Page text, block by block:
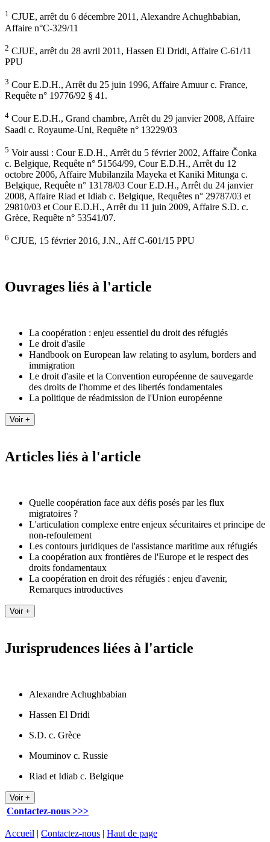
1 CJUE, arrêt du 6 décembre 2011, Alexandre Achughbabian,
Affaire n°C-329/11
2 CJUE, arrêt du 28 avril 2011, Hassen El Dridi, Affaire C-61/11
PPU
3 Cour E.D.H., Arrêt du 25 juin 1996, Affaire Amuur c. France,
Requête n° 19776/92 § 41.
4 Cour E.D.H., Grand chambre, Arrêt du 29 janvier 2008, Affaire
Saadi c. Royaume-Uni, Requête n° 13229/03
5 Voir aussi : Cour E.D.H., Arrêt du 5 février 2002, Affaire Čonka
c. Belgique, Requête n° 51564/99, Cour E.D.H., Arrêt du 12
octobre 2006, Affaire Mubilanzila Mayeka et Kaniki Mitunga c.
Belgique, Requête n° 13178/03 Cour E.D.H., Arrêt du 24 janvier
2008, Affaire Riad et Idiab c. Belgique, Requêtes n° 29787/03 et
29810/03 et Cour E.D.H., Arrêt du 11 juin 2009, Affaire S.D. c.
Grèce, Requête n° 53541/07.
6 CJUE, 15 février 2016, J.N., Aff C-601/15 PPU
Ouvrages liés à l'article
La coopération : enjeu essentiel du droit des réfugiés
Le droit d'asile
Handbook on European law relating to asylum, borders and
immigration
Le droit d'asile et la Convention européenne de sauvegarde
des droits de l'homme et des libertés fondamentales
La politique de réadmission de l'Union européenne
Articles liés à l'article
Quelle coopération face aux défis posés par les flux
migratoires ?
L'articulation complexe entre enjeux sécuritaires et principe de
non-refoulement
Les contours juridiques de l'assistance maritime aux réfugiés
La coopération aux frontières de l'Europe et le respect des
droits fondamentaux
La coopération en droit des réfugiés : enjeu d'avenir,
Remarques introductives
Jurisprudences liées à l'article
Alexandre Achughbabian
Hassen El Dridi
S.D. c. Grèce
Mouminov c. Russie
Riad et Idiab c. Belgique
Contactez-nous >>>
Accueil | Contactez-nous | Haut de page